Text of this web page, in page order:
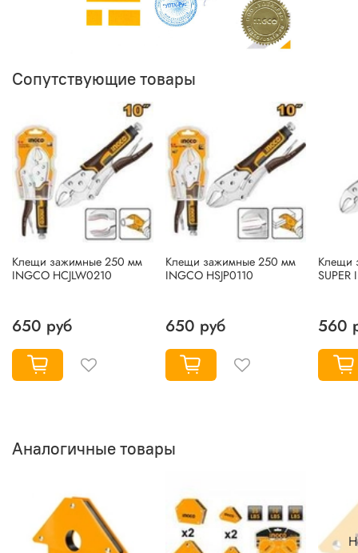
Сопутствующие товары
Клещи зажимные 250 мм
INGCO HCJLW0210
650 руб
Клещи зажимные 250 мм
INGCO HSJP0110
650 руб
Клещи
SUPER
560
Аналогичные товары